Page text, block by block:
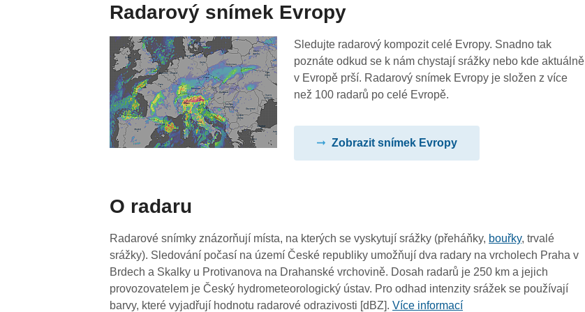
08:30
08:20
08:10
06:30
06:20
06:10
06:00
Radarový snímek Evropy
Sledujte radarový kompozit celé Evropy. Snadno tak
poznáte odkud se k nám chystají srážky nebo kde aktuálně
v Evropě prší. Radarový snímek Evropy je složen z více
než 100 radarů po celé Evropě.
Zobrazit snímek Evropy
O radaru
Radarové snímky znázorňují místa, na kterých se vyskytují srážky (přeháňky, bouřky, trvalé
srážky). Sledování počasí na území České republiky umožňují dva radary na vrcholech Praha v
Brdech a Skalky u Protivanova na Drahanské vrchovině. Dosah radarů je 250 km a jejich
provozovatelem je Český hydrometeorologický ústav. Pro odhad intenzity srážek se používají
barvy, které vyjadřují hodnotu radarové odrazivosti [dBZ].Více informací